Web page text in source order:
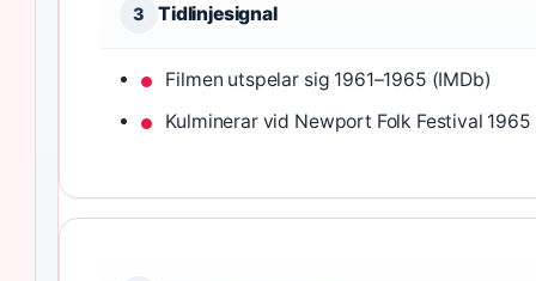
3 Tidlinjesignal
Filmen utspelar sig 1961–1965 (IMDb)
Kulminerar vid Newport Folk Festival 1965